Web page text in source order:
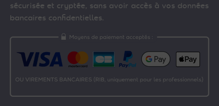
sécurisée et cryptée, sans avoir accès à vos données
bancaires confidentielles.